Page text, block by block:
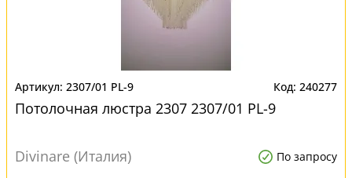
2307/01 PL-9 240277
Потолочная люстра 2307 2307/01 PL-9
Divinare (Италия) По запросу